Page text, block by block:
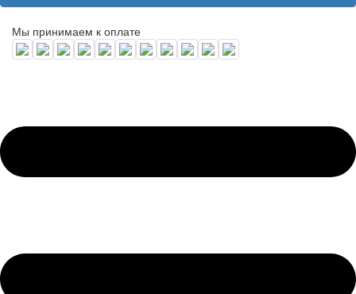
Мы принимаем к оплате